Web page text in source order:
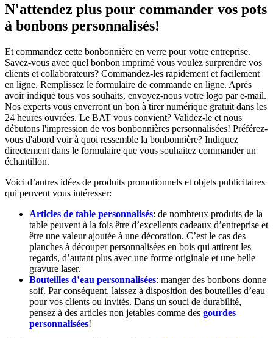
N'attendez plus pour commander vos pots
à bonbons personnalisés!
Et commandez cette bonbonnière en verre pour votre entreprise.
Savez-vous avec quel bonbon imprimé vous voulez surprendre vos
clients et collaborateurs? Commandez-les rapidement et facilement
en ligne. Remplissez le formulaire de commande en ligne. Après
avoir indiqué tous vos souhaits, envoyez-nous votre logo par e-mail.
Nos experts vous enverront un bon à tirer numérique gratuit dans les
24 heures ouvrées. Le BAT vous convient? Validez-le et nous
débutons l'impression de vos bonbonnières personnalisées! Préférez-
vous d'abord voir à quoi ressemble la bonbonnière? Indiquez
directement dans le formulaire que vous souhaitez commander un
échantillon.
Voici d’autres idées de produits promotionnels et objets publicitaires
qui peuvent vous intéresser:
Articles de table personnalisés: de nombreux produits de la
table peuvent à la fois être d’excellents cadeaux d’entreprise et
être une valeur ajoutée à une décoration. C’est le cas des
planches à découper personnalisées en bois qui attirent les
regards, d’autant plus avec une forme originale et une belle
gravure laser.
Bouteilles d’eau personnalisées: manger des bonbons donne
soif. Par conséquent, laissez à disposition des bouteilles d’eau
pour vos clients ou invités. Dans un souci de durabilité,
pensez à des articles non jetables comme des gourdes
personnalisées!